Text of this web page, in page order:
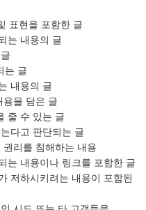
표현을 포함한 글
는 내용의 글
는 글
내용의 글
용을 담은 글
줄 수 있는 글
다고 판단되는 글
리를 침해하는 내용
는 내용이나 링크를 포함한 글
저하시키려는 내용이 포함된